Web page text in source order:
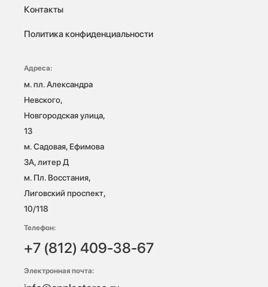
Контакты
Политика конфиденциальности
Адреса:
м. пл. Александра
Невского,
Новгородская улица,
13
м. Садовая, Ефимова
3А, литер Д
м. Пл. Восстания,
Лиговский проспект,
10/118
Телефон:
+7 (812) 409-38-67
Электронная почта: